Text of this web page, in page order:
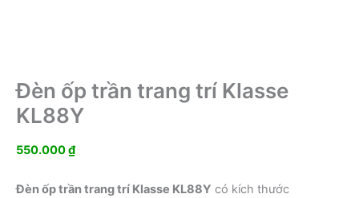
Đèn ốp trần trang trí Klasse
KL88Y
550.000₫
Đèn ốp trần trang trí Klasse KL88Y có kích thước